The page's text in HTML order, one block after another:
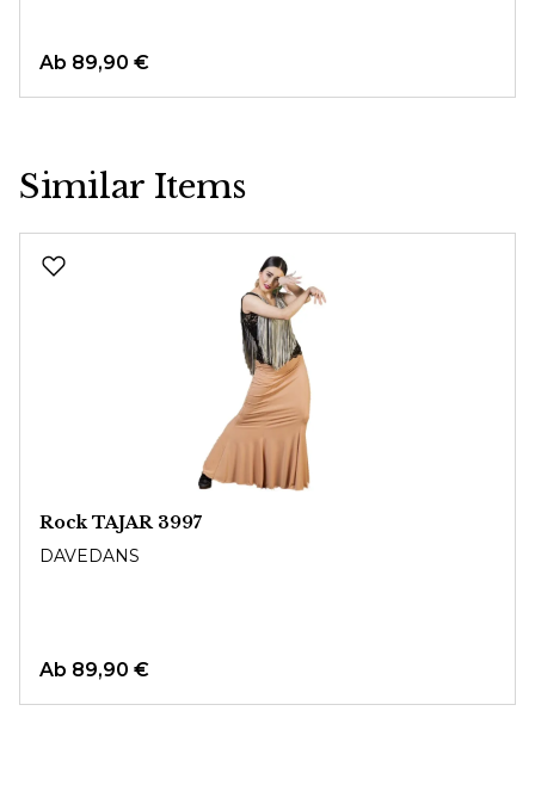
Ab 89,90 €
Similar Items
Rock TAJAR 3997
DAVEDANS
Ab 89,90 €